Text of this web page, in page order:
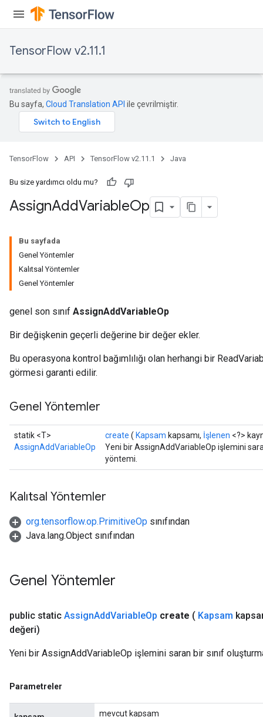
TensorFlow v2.11.1
Bu sayfa, Cloud Translation API ile çevrilmiştir.
TensorFlow API TensorFlow v2.11.1 Java
Bu size yardımcı oldu mu?
AssignAddVariableOp
Bu sayfada
Genel Yöntemler
Kalıtsal Yöntemler
Genel Yöntemler
genel son sınıf AssignAddVariableOp
Bir değişkenin geçerli değerine bir değer ekler.
Bu operasyona kontrol bağımlılığı olan herhangi bir
görmesi garanti edilir.
Genel Yöntemler
statik <T>
AssignAddVariableOp
create ( Kapsam kapsamı, İşlenen <?>
Yeni bir AssignAddVariableOp işlemini
yöntemi.
Kalıtsal Yöntemler
org.tensorflow.op.PrimitiveOp sınıfından
Java.lang.Object sınıfından
Genel Yöntemler
public static AssignAddVariableOp create ( Kapsam
değeri)
Yeni bir AssignAddVariableOp işlemini saran bir sınıf
Parametreler
mevcut kapsam